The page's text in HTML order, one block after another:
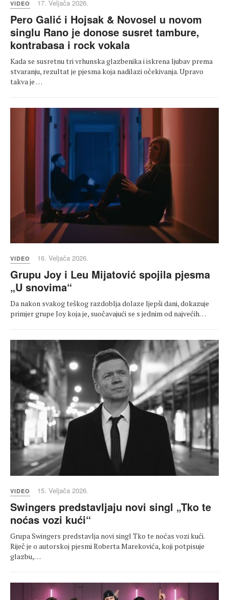
VIDEO 17. Veljača 2026.
Pero Galić i Hojsak & Novosel u novom
singlu Rano je donose susret tambure,
kontrabasa i rock vokala
Kada se susretnu tri vrhunska glazbenika i iskrena ljubav prema
stvaranju, rezultat je pjesma koja nadilazi očekivanja. Upravo
takva je …
VIDEO 16. Veljača 2026.
Grupu Joy i Leu Mijatović spojila pjesma
„U snovima“
Da nakon svakog teškog razdoblja dolaze ljepši dani, dokazuje
primjer grupe Joy koja je, suočavajući se s jednim od najvećih…
VIDEO 15. Veljača 2026.
Swingers predstavljaju novi singl „Tko te
noćas vozi kući“
Grupa Swingers predstavlja novi singl Tko te noćas vozi kući.
Riječ je o autorskoj pjesmi Roberta Marekovića, koji potpisuje
glazbu,…